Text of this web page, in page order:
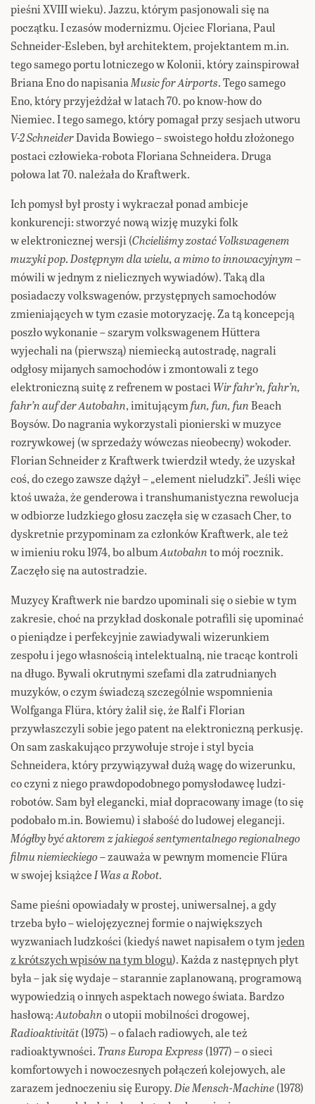
pieśni XVIII wieku). Jazzu, którym pasjonowali się na
początku. I czasów modernizmu. Ojciec Floriana, Paul
Schneider-Esleben, był architektem, projektantem m.in.
tego samego portu lotniczego w Kolonii, który zainspirował
Briana Eno do napisaniaMusic for Airports. Tego samego
Eno, który przyjeżdżał w latach 70. po know-how do
Niemiec. I tego samego, który pomagał przy sesjach utworu
V-2 SchneiderDavida Bowiego – swoistego hołdu złożonego
postaci człowieka-robota Floriana Schneidera. Druga
połowa lat 70. należała do Kraftwerk.
Ich pomysł był prosty i wykraczał ponad ambicje
konkurencji: stworzyć nową wizję muzyki folk
w elektronicznej wersji (Chcieliśmy zostać Volkswagenem
muzyki pop. Dostępnym dla wielu, a mimo to innowacyjnym–
mówili w jednym z nielicznych wywiadów). Taką dla
posiadaczy volkswagenów, przystępnych samochodów
zmieniających w tym czasie motoryzację. Za tą koncepcją
poszło wykonanie – szarym volkswagenem Hüttera
wyjechali na (pierwszą) niemiecką autostradę, nagrali
odgłosy mijanych samochodów i zmontowali z tego
elektroniczną suitę z refrenem w postaciWir fahr’n, fahr’n,
fahr’n auf der Autobahn, imitującymfun, fun, funBeach
Boysów. Do nagrania wykorzystali pionierski w muzyce
rozrywkowej (w sprzedaży wówczas nieobecny) wokoder.
Florian Schneider z Kraftwerk twierdził wtedy, że uzyskał
coś, do czego zawsze dążył – „element nieludzki”. Jeśli więc
ktoś uważa, że genderowa i transhumanistyczna rewolucja
w odbiorze ludzkiego głosu zaczęła się w czasach Cher, to
dyskretnie przypominam za członków Kraftwerk, ale też
w imieniu roku 1974, bo albumAutobahnto mój rocznik.
Zaczęło się na autostradzie.
Muzycy Kraftwerk nie bardzo upominali się o siebie w tym
zakresie, choć na przykład doskonale potrafili się upominać
o pieniądze i perfekcyjnie zawiadywali wizerunkiem
zespołu i jego własnością intelektualną, nie tracąc kontroli
na długo. Bywali okrutnymi szefami dla zatrudnianych
muzyków, o czym świadczą szczególnie wspomnienia
Wolfganga Flüra, który żalił się, że Ralf i Florian
przywłaszczyli sobie jego patent na elektroniczną perkusję.
On sam zaskakująco przywołuje stroje i styl bycia
Schneidera, który przywiązywał dużą wagę do wizerunku,
co czyni z niego prawdopodobnego pomysłodawcę ludzi-
robotów. Sam był elegancki, miał dopracowany image (to się
podobało m.in. Bowiemu) i słabość do ludowej elegancji.
Mógłby być aktorem z jakiegoś sentymentalnego regionalnego
filmu niemieckiego– zauważa w pewnym momencie Flüra
w swojej książceI Was a Robot.
Same pieśni opowiadały w prostej, uniwersalnej, a gdy
trzeba było – wielojęzycznej formie o największych
wyzwaniach ludzkości (kiedyś nawet napisałem o tymjeden
z krótszych wpisów na tym blogu). Każda z następnych płyt
była – jak się wydaje – starannie zaplanowaną, programową
wypowiedzią o innych aspektach nowego świata. Bardzo
hasłową:Autobahno utopii mobilności drogowej,
Radioaktivität(1975) – o falach radiowych, ale też
radioaktywności. Trans Europa Express(1977) – o sieci
komfortowych i nowoczesnych połączeń kolejowych, ale
zarazem jednoczeniu się Europy.Die Mensch-Machine(1978)